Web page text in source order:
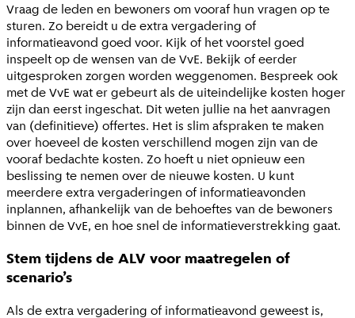
Vraag de leden en bewoners om vooraf hun vragen op te
sturen. Zo bereidt u de extra vergadering of
informatieavond goed voor. Kijk of het voorstel goed
inspeelt op de wensen van de VvE. Bekijk of eerder
uitgesproken zorgen worden weggenomen. Bespreek ook
met de VvE wat er gebeurt als de uiteindelijke kosten hoger
zijn dan eerst ingeschat. Dit weten jullie na het aanvragen
van (definitieve) offertes. Het is slim afspraken te maken
over hoeveel de kosten verschillend mogen zijn van de
vooraf bedachte kosten. Zo hoeft u niet opnieuw een
beslissing te nemen over de nieuwe kosten. U kunt
meerdere extra vergaderingen of informatieavonden
inplannen, afhankelijk van de behoeftes van de bewoners
binnen de VvE, en hoe snel de informatieverstrekking gaat.
Stem tijdens de ALV voor maatregelen of
scenario’s
Als de extra vergadering of informatieavond geweest is,